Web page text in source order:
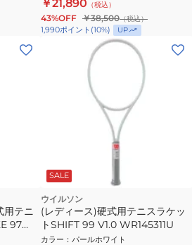
￥21,890 （税込）
43%OFF ￥38,500（税込）
1,990ポイント (10%) UP
用テニ
97
SALE
ウイルソン
(レディース)硬式用テニスラケッ
トSHIFT 99 V1.0 WR145311U
カラー ： パールホワイト